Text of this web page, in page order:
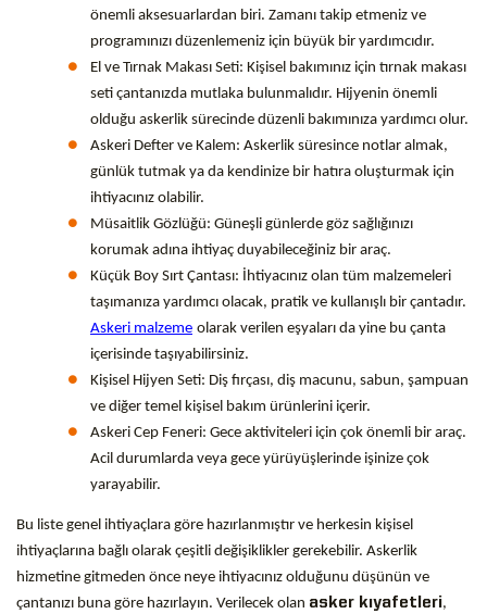
önemli aksesuarlardan biri. Zamanı takip etmeniz ve
programınızı düzenlemeniz için büyük bir yardımcıdır.
El ve Tırnak Makası Seti: Kişisel bakımınız için tırnak makası
seti çantanızda mutlaka bulunmalıdır. Hijyenin önemli
olduğu askerlik sürecinde düzenli bakımınıza yardımcı olur.
Askeri Defter ve Kalem: Askerlik süresince notlar almak,
günlük tutmak ya da kendinize bir hatıra oluşturmak için
ihtiyacınız olabilir.
Müsaitlik Gözlüğü: Güneşli günlerde göz sağlığınızı
korumak adına ihtiyaç duyabileceğiniz bir araç.
Küçük Boy Sırt Çantası: İhtiyacınız olan tüm malzemeleri
taşımanıza yardımcı olacak, pratik ve kullanışlı bir çantadır.
Askeri malzeme olarak verilen eşyaları da yine bu çanta
içerisinde taşıyabilirsiniz.
Kişisel Hijyen Seti: Diş fırçası, diş macunu, sabun, şampuan
ve diğer temel kişisel bakım ürünlerini içerir.
Askeri Cep Feneri: Gece aktiviteleri için çok önemli bir araç.
Acil durumlarda veya gece yürüyüşlerinde işinize çok
yarayabilir.
Bu liste genel ihtiyaçlara göre hazırlanmıştır ve herkesin kişisel
ihtiyaçlarına bağlı olarak çeşitli değişiklikler gerekebilir. Askerlik
hizmetine gitmeden önce neye ihtiyacınız olduğunu düşünün ve
çantanızı buna göre hazırlayın. Verilecek olan asker kıyafetleri,